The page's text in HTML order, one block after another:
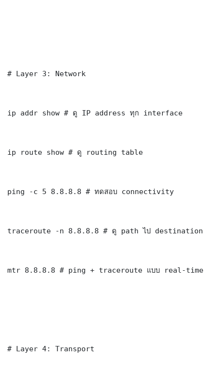
# Layer 3: Network
ip addr show # ดู IP address ทุก interface
ip route show # ดู routing table
ping -c 5 8.8.8.8 # ทดสอบ connectivity
traceroute -n 8.8.8.8 # ดู path ไป destination
mtr 8.8.8.8 # ping + traceroute แบบ real-time
# Layer 4: Transport